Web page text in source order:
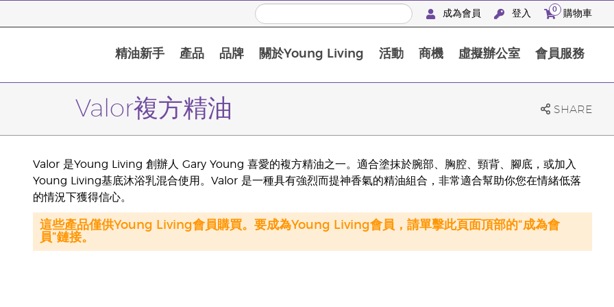
成為會員 登入 0 購物車
精油新手 產品 品牌 關於Young Living 活動 商機 虛擬辦公室 會員服務
Valor複方精油 SHARE
Valor 是Young Living 創辦人 Gary Young 喜愛的複方精油之一。適合塗抹於腕部、胸腔、頸背、腳底，或加入
Young Living基底沐浴乳混合使用。Valor 是一種具有強烈而提神香氣的精油組合，非常適合幫助你您在情緒低落
的情況下獲得信心。
這些產品僅供Young Living會員購買。要成為Young Living會員，請單擊此頁面頂部的“成為會
員”鏈接。